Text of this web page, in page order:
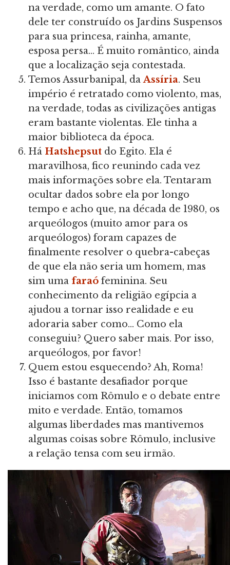
na verdade, como um amante. O fato
dele ter construído os Jardins Suspensos
para sua princesa, rainha, amante,
esposa persa… É muito romântico, ainda
que a localização seja contestada.
Temos Assurbanipal, daAssíria. Seu
império é retratado como violento, mas,
na verdade, todas as civilizações antigas
eram bastante violentas. Ele tinha a
maior biblioteca da época.
Há Hatshepsut do Egito. Ela é
maravilhosa, fico reunindo cada vez
mais informações sobre ela. Tentaram
ocultar dados sobre ela por longo
tempo e acho que, na década de 1980, os
arqueólogos (muito amor para os
arqueólogos) foram capazes de
finalmente resolver o quebra-cabeças
de que ela não seria um homem, mas
sim uma faraó feminina. Seu
conhecimento da religião egípcia a
ajudou a tornar isso realidade e eu
adoraria saber como... Como ela
conseguiu? Quero saber mais. Por isso,
arqueólogos, por favor!
Quem estou esquecendo? Ah, Roma!
Isso é bastante desafiador porque
iniciamos com Rômulo e o debate entre
mito e verdade. Então, tomamos
algumas liberdades mas mantivemos
algumas coisas sobre Rômulo, inclusive
a relação tensa com seu irmão.